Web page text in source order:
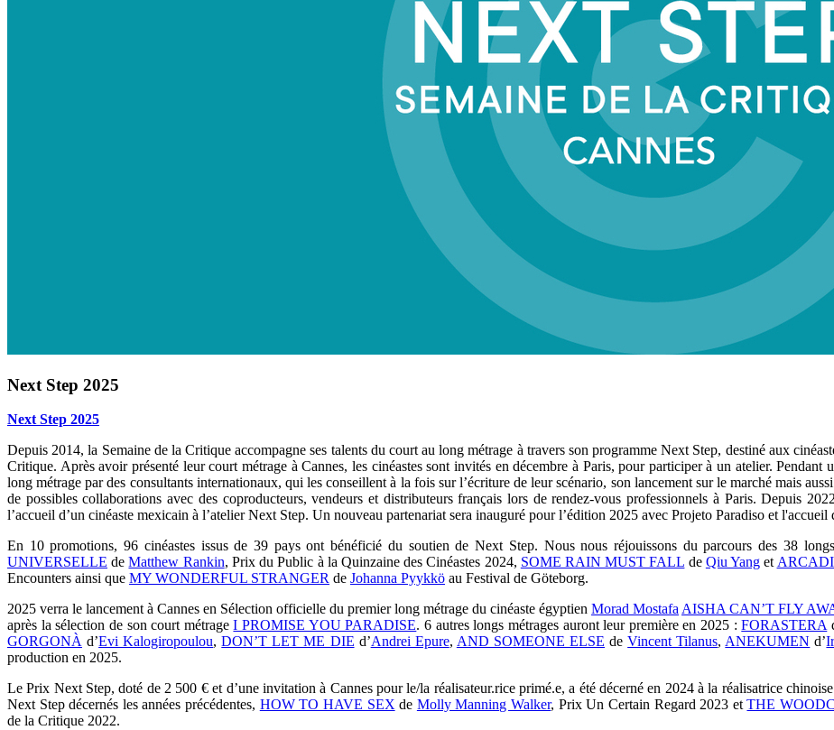
Next Step 2025
Next Step 2025
Depuis 2014, la Semaine de la Critique accompagne ses talents du court au long métrage à travers son programme Next Step, destiné aux
Critique. Après avoir présenté leur court métrage à Cannes, les cinéastes sont invités en décembre à Paris, pour participer à un atelier. Pendant
long métrage par des consultants internationaux, qui les conseillent à la fois sur l’écriture de leur scénario, son lancement sur le marché mais
de possibles collaborations avec des coproducteurs, vendeurs et distributeurs français lors de rendez-vous professionnels à Paris. Depuis
l’accueil d’un cinéaste mexicain à l’atelier Next Step. Un nouveau partenariat sera inauguré pour l’édition 2025 avec Projeto Paradiso et
En 10 promotions, 96 cinéastes issus de 39 pays ont bénéficié du soutien de Next Step. Nous nous réjouissons du parcoursdes 38
UNIVERSELLE deMatthew Rankin, Prix du Public à la Quinzaine des Cinéastes 2024, SOME RAIN MUST FALL de Qiu Yang et
Encounters ainsi que MY WONDERFUL STRANGER de Johanna Pyykkö au Festival de Göteborg.
2025 verra le lancement à Cannes en Sélection officielle du premier long métrage du cinéaste égyptien Morad MostafaAISHA CAN’T FLY
après la sélection de son court métrageI PROMISE YOU PARADISE. 6 autres longs métrages auront leur première en 2025 :FORASTERA
GORGONÀ d’Evi Kalogiropoulou,DON’T LET ME DIE d’Andrei Epure, AND SOMEONE ELSE deVincent Tilanus,ANEKUMEN d’
production en 2025.
Le Prix Next Step, doté de 2 500 € et d’une invitation à Cannes pour le/la réalisateur.rice primé.e, a été décerné en 2024 àla réalisatrice chinoise
Next Step décernés les années précédentes, HOW TO HAVE SEXde Molly Manning Walker, Prix Un Certain Regard 2023 etTHE
de la Critique 2022.